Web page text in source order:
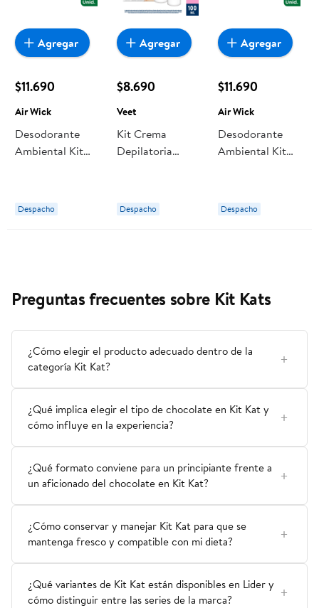
$11.690
Air Wick
Desodorante
Ambiental Kit
Country Berries
Blister 3 Un Air
Despacho
Agregar
$8.690
Veet
Kit Crema
Depilatoria
Veet
Despacho
Agregar
$11.690
Air Wick
Desodorante
Ambiental Kit
Manzana -
Canela - Vainilla
Despacho
Agregar
Preguntas frecuentes sobre Kit Kats
¿Cómo elegir el producto adecuado dentro de la
categoría Kit Kat?
¿Qué implica elegir el tipo de chocolate en Kit Kat y
cómo influye en la experiencia?
¿Qué formato conviene para un principiante frente a
un aficionado del chocolate en Kit Kat?
¿Cómo conservar y manejar Kit Kat para que se
mantenga fresco y compatible con mi dieta?
¿Qué variantes de Kit Kat están disponibles en Lider y
cómo distinguir entre las series de la marca?